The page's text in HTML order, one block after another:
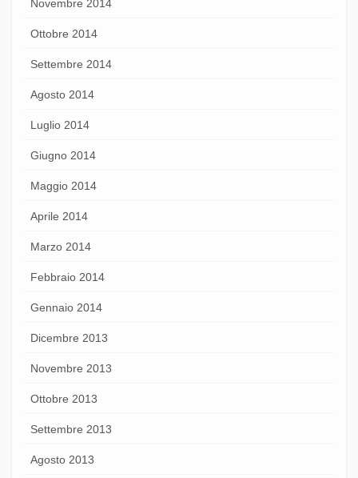
Novembre 2014
Ottobre 2014
Settembre 2014
Agosto 2014
Luglio 2014
Giugno 2014
Maggio 2014
Aprile 2014
Marzo 2014
Febbraio 2014
Gennaio 2014
Dicembre 2013
Novembre 2013
Ottobre 2013
Settembre 2013
Agosto 2013